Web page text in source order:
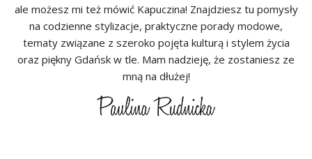
ale możesz mi też mówić Kapuczina! Znajdziesz tu pomysły
na codzienne stylizacje, praktyczne porady modowe,
tematy związane z szeroko pojęta kulturą i stylem życia
oraz piękny Gdańsk w tle. Mam nadzieję, że zostaniesz ze
mną na dłużej!